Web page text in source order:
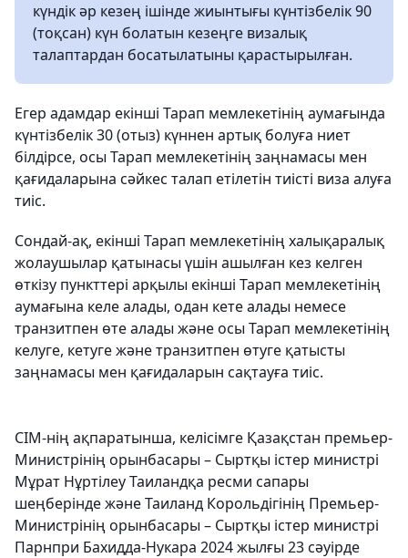
күндік әр кезең ішінде жиынтығы күнтізбелік 90
(тоқсан) күн болатын кезеңге визалық
талаптардан босатылатыны қарастырылған.
Егер адамдар екінші Тарап мемлекетінің аумағында
күнтізбелік 30 (отыз) күннен артық болуға ниет
білдірсе, осы Тарап мемлекетінің заңнамасы мен
қағидаларына сәйкес талап етілетін тиісті виза алуға
тиіс.
Сондай-ақ, екінші Тарап мемлекетінің халықаралық
жолаушылар қатынасы үшін ашылған кез келген
өткізу пункттері арқылы екінші Тарап мемлекетінің
аумағына келе алады, одан кете алады немесе
транзитпен өте алады және осы Тарап мемлекетінің
келуге, кетуге және транзитпен өтуге қатысты
заңнамасы мен қағидаларын сақтауға тиіс.
СІМ-нің ақпаратынша, келісімге Қазақстан премьер-
Министрінің орынбасары – Сыртқы істер министрі
Мұрат Нұртілеу Таиландқа ресми сапары
шеңберінде және Таиланд Корольдігінің Премьер-
Министрінің орынбасары – Сыртқы істер министрі
Парнпри Бахидда-Нукара 2024 жылғы 23 сәуірде